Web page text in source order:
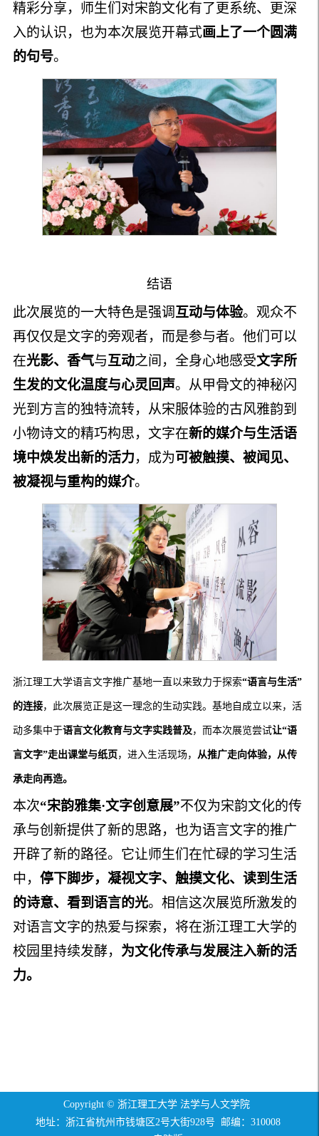
精彩分享，师生们对宋韵文化有了更系统、更深
入的认识，也为本次展览开幕式画上了一个圆满
的句号。
结语
此次展览的一大特色是强调互动与体验。观众不
再仅仅是文字的旁观者，而是参与者。他们可以
在光影、香气与互动之间，全身心地感受文字所
生发的文化温度与心灵回声。从甲骨文的神秘闪
光到方言的独特流转，从宋服体验的古风雅韵到
小物诗文的精巧构思，文字在新的媒介与生活语
境中焕发出新的活力，成为可被触摸、被闻见、
被凝视与重构的媒介。
浙江理工大学语言文字推广基地一直以来致力于探索“语言与生活”
的连接，此次展览正是这一理念的生动实践。基地自成立以来，活
动多集中于语言文化教育与文字实践普及，而本次展览尝试让“语
言文字”走出课堂与纸页 ，进入生活现场， 从推广走向体验，从传
承走向再造。
本次“宋韵雅集·文字创意展”不仅为宋韵文化的传
承与创新提供了新的思路，也为语言文字的推广
开辟了新的路径。它让师生们在忙碌的学习生活
中， 停下脚步，凝视文字、触摸文化、读到生活
的诗意、看到语言的光。相信这次展览所激发的
对语言文字的热爱与探索，将在浙江理工大学的
校园里持续发酵， 为文化传承与发展注入新的活
力。
Copyright © 浙江理工大学 法学与人文学院
地址：浙江省杭州市钱塘区2号大街928号 邮编：310008